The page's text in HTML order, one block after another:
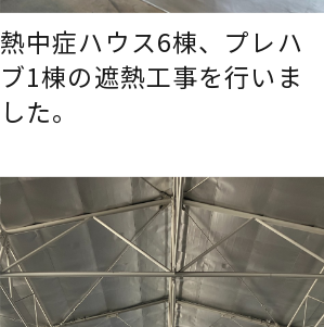
熱中症ハウス6棟、プレハ
ブ1棟の遮熱工事を行いま
した。